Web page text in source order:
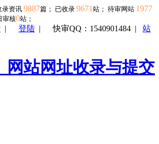
录资讯 9887篇； 已收录 9671 站； 待审网站 1977
审核0站；
| 登陆 |快审QQ：1540901484 | 站
网站网址收录与提交